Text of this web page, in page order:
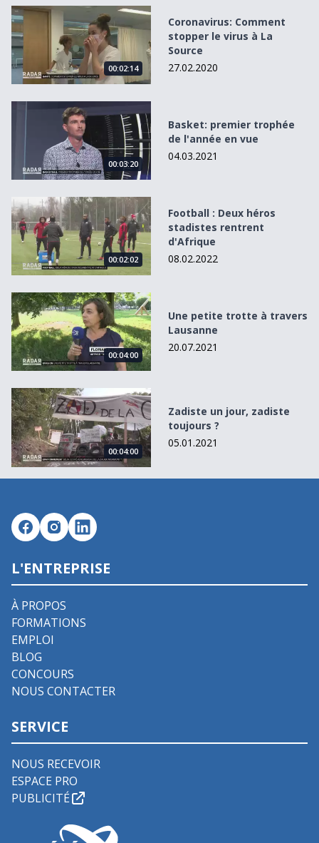
Coronavirus: Comment stopper le virus à La Source
00:02:14
Coronavirus: Comment
stopper le virus à La
Source
27.02.2020
Basket: premier trophée de l&#039;année en vue
00:03:20
Basket: premier trophée
de l'année en vue
04.03.2021
Football : Deux héros stadistes rentrent d&#039;Afrique
00:02:02
Football : Deux héros
stadistes rentrent
d'Afrique
08.02.2022
Une petite trotte à travers Lausanne
00:04:00
Une petite trotte à travers
Lausanne
20.07.2021
Zadiste un jour, zadiste toujours ?
00:04:00
Zadiste un jour, zadiste
toujours ?
05.01.2021
L'ENTREPRISE
À PROPOS
FORMATIONS
EMPLOI
BLOG
CONCOURS
NOUS CONTACTER
SERVICE
NOUS RECEVOIR
ESPACE PRO
PUBLICITÉ